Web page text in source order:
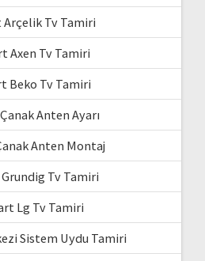
Arçelik Tv Tamiri
Axen Tv Tamiri
Beko Tv Tamiri
Anten Ayarı
Anten Montaj
Tv Tamiri
Lg Tv Tamiri
Sistem Uydu Tamiri